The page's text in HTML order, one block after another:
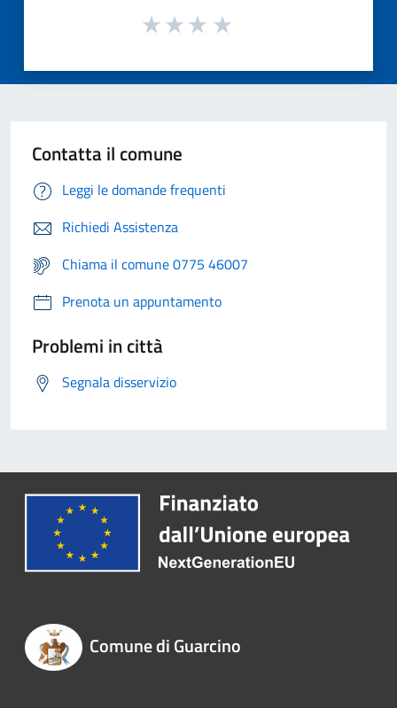
Contatta il comune
Leggi le domande frequenti
Richiedi Assistenza
Chiama il comune 0775 46007
Prenota un appuntamento
Problemi in città
Segnala disservizio
Comune di Guarcino